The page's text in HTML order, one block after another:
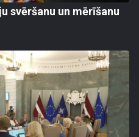
svēršanu un mērīšanu